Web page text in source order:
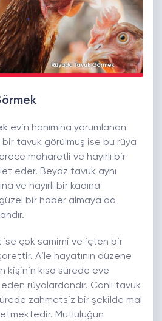
evin hanımına yorumlanan
bir tavuk görülmüş ise bu rüya
maharetli ve hayırlı bir
eder. Beyaz tavuk aynı
ve hayırlı bir kadına
bir haber almaya da
ise çok samimi ve içten bir
Aile hayatının düzene
kişinin kısa sürede eve
rüyalardandır. Canlı tavuk
zahmetsiz bir şekilde mal
Mutluluğun